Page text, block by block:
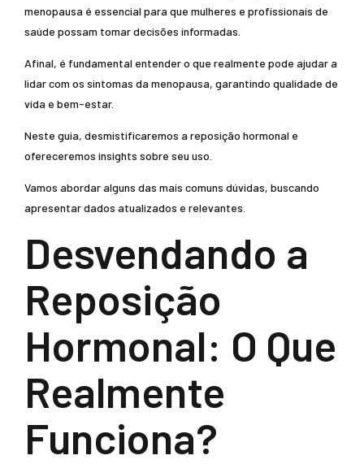
menopausa é essencial para que mulheres e profissionais de
saúde possam tomar decisões informadas.
Afinal, é fundamental entender o que realmente pode ajudar a
lidar com os sintomas da menopausa, garantindo qualidade de
vida e bem-estar.
Neste guia, desmistificaremos a reposição hormonal e
ofereceremos insights sobre seu uso.
Vamos abordar alguns das mais comuns dúvidas, buscando
apresentar dados atualizados e relevantes.
Desvendando a
Reposição
Hormonal: O Que
Realmente
Funciona?